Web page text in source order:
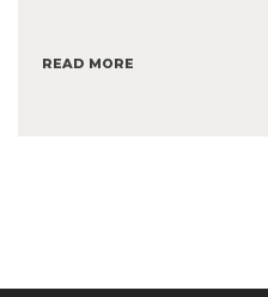
READ MORE